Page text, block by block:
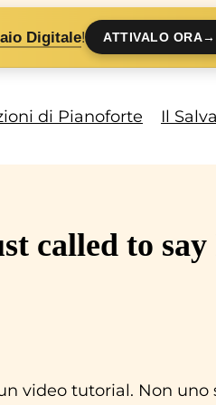
Digitale! ATTIVALO ORA→
di Pianoforte Il
called to say
video tutorial. Non uno